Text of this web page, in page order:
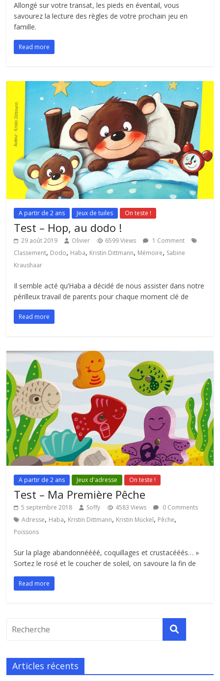
Allongé sur votre transat, les pieds en éventail, vous
savourez la lecture des règles de votre prochain jeu en
famille.
Read more
A partir de 2 ans Jeux de tuiles On teste !
Test – Hop, au dodo !
29 août 2019 Olivier 6599 Views
1 Comment
Classement, Dodo, Haba, Kristin Dittmann, Mémoire, Sabine
Kraushaar
Il semble acté qu’Haba a décidé de nous assister dans notre
périlleux travail de parents pour chaque moment clé de
Read more
A partir de 2 ans Jeux d'adresse On teste !
Test – Ma Première Pêche
5 septembre 2018 Soffy 4583 Views
0 Comments
Adresse, Haba, Kristin Dittmann, Kristin Mückel, Pêche,
Poissons
Sur la plage abandonnéééé, coquillages et crustacééés… »
Sortez le rosé et le coucher de soleil, on savoure la fin de
Read more
Articles récents